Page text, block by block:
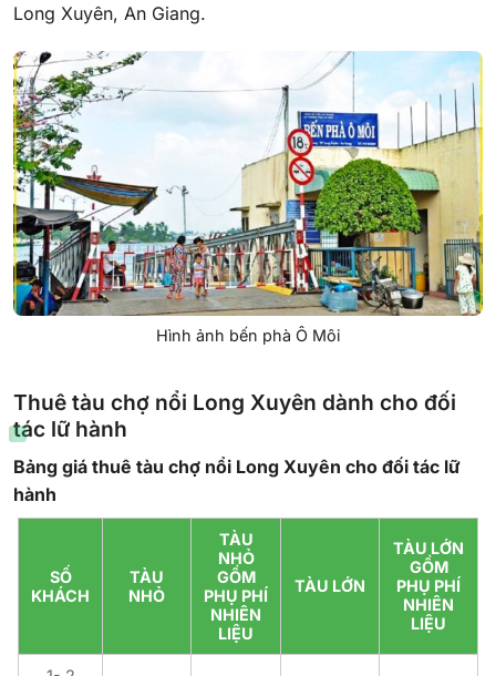
Long Xuyên, An Giang.
Hình ảnh bến phà Ô Môi
Thuê tàu chợ nổi Long Xuyên dành cho đối
tác lữ hành
Bảng giá thuê tàu chợ nổi Long Xuyên cho đối tác lữ
hành
SỐ
KHÁCH
TÀU
NHỎ
TÀU
NHỎ
GỒM
PHỤ PHÍ
NHIÊN
LIỆU
TÀU LỚN
TÀU LỚN
GỒM
PHỤ PHÍ
NHIÊN
LIỆU